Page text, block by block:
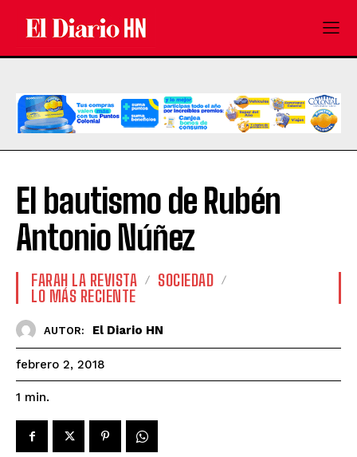
El bautismo de Rubén
Antonio Núñez
FARAH LA REVISTA
SOCIEDAD
LO MÁS RECIENTE
AUTOR: El Diario HN
febrero 2, 2018
1 min.